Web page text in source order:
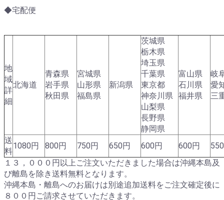
◆宅配便
地
域
詳
細
北海道
青森県
岩手県
秋田県
宮城県
山形県
福島県
新潟県
茨城県
栃木県
埼玉県
千葉県
東京都
神奈川県
山梨県
長野県
静岡県
富山県
石川県
福井県
岐
愛
三
送
料
1080円 800円 750円 650円 600円 600円
１３，０００円以上ご注文いただきました場合は沖縄本島及
び離島を除き送料無料となります。
沖縄本島・離島へのお届けは別途追加送料をご注文確定後に
８００円ご請求させていただきます。